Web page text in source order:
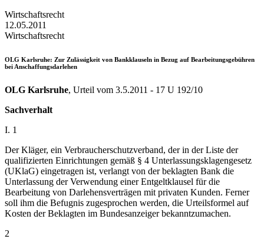
Wirtschaftsrecht
12.05.2011
Wirtschaftsrecht
OLG Karlsruhe: Zur Zulässigkeit von Bankklauseln in Bezug auf Bearbeitungsgebühren
bei Anschaffungsdarlehen
OLG Karlsruhe, Urteil vom 3.5.2011 - 17 U 192/10
Sachverhalt
I. 1
Der Kläger, ein Verbraucherschutzverband, der in der Liste der
qualifizierten Einrichtungen gemäß § 4 Unterlassungsklagengesetz
(UKlaG) eingetragen ist, verlangt von der beklagten Bank die
Unterlassung der Verwendung einer Entgeltklausel für die
Bearbeitung von Darlehensverträgen mit privaten Kunden. Ferner
soll ihm die Befugnis zugesprochen werden, die Urteilsformel auf
Kosten der Beklagten im Bundesanzeiger bekanntzumachen.
2